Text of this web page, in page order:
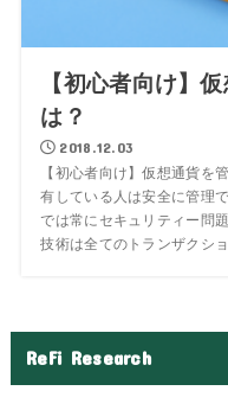
【初心者向け】
は？
2018.12.03
【初心者向け】仮想通貨を
有している人は安全に管理
では常にセキュリティー問
技術は全てのトランザクショ
ReFi Research